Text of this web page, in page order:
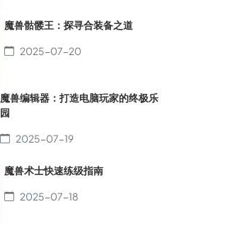
魔兽骷髅王：探寻合装备之道
2025-07-20
魔兽编辑器：打造电脑玩家的终极乐
园
2025-07-19
魔兽术士快速练级指南
2025-07-18